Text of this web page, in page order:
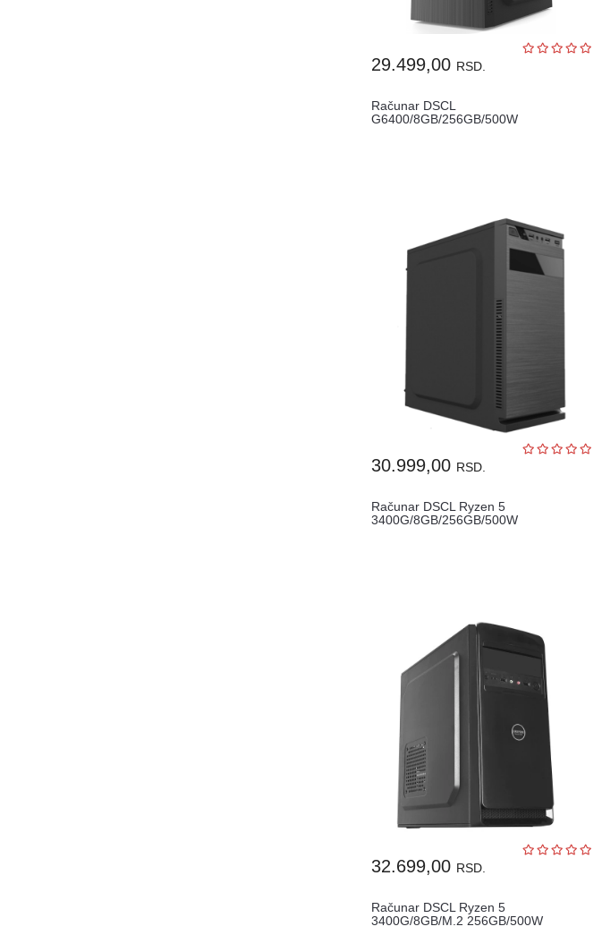
29.499,00 RSD.
Računar DSCL
G6400/8GB/256GB/500W
30.999,00 RSD.
Računar DSCL Ryzen 5
3400G/8GB/256GB/500W
32.699,00 RSD.
Računar DSCL Ryzen 5
3400G/8GB/M.2 256GB/500W